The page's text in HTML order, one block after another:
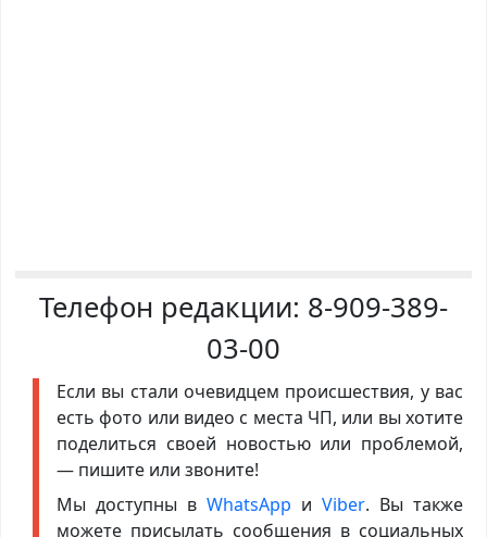
Телефон редакции: 8-909-389-
03-00
Если вы стали очевидцем происшествия, у вас
есть фото или видео с места ЧП, или вы хотите
поделиться своей новостью или проблемой,
— пишите или звоните!
Мы доступны в WhatsApp иViber. Вы также
можете присылать сообщения в социальных